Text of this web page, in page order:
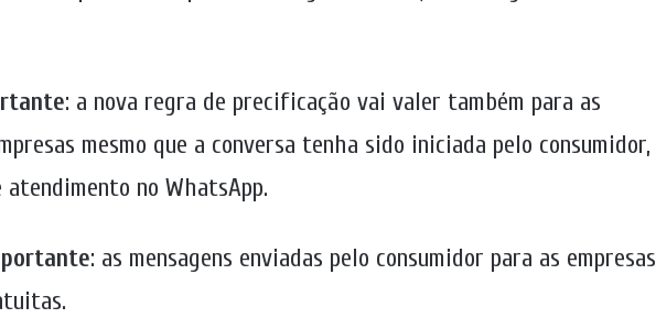
: a nova regra de precificação vai valer também para as
mesmo que a conversa tenha sido iniciada pelo consumidor,
atendimento no WhatsApp.
: as mensagens enviadas pelo consumidor para as empresas